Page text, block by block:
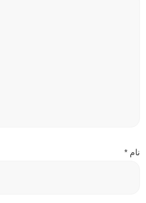
نام *